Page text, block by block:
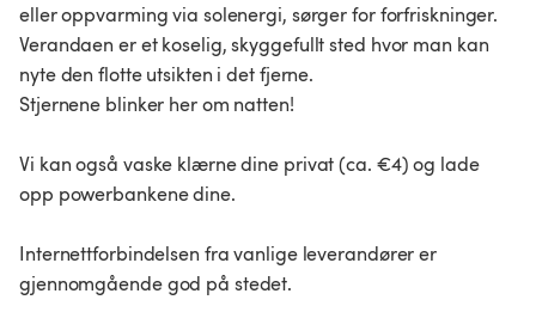
eller oppvarming via solenergi, sørger for forfriskninger.
Verandaen er et koselig, skyggefullt sted hvor man kan
nyte den flotte utsikten i det fjerne.
Stjernene blinker her om natten!
Vi kan også vaske klærne dine privat (ca. €4) og lade
opp powerbankene dine.
Internettforbindelsen fra vanlige leverandører er
gjennomgående god på stedet.